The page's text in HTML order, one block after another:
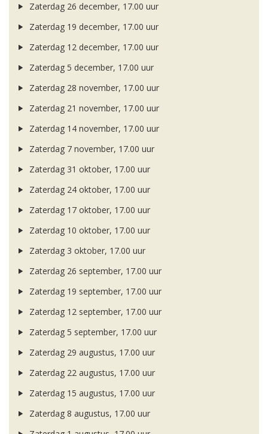
Zaterdag 26 december, 17.00 uur
Zaterdag 19 december, 17.00 uur
Zaterdag 12 december, 17.00 uur
Zaterdag 5 december, 17.00 uur
Zaterdag 28 november, 17.00 uur
Zaterdag 21 november, 17.00 uur
Zaterdag 14 november, 17.00 uur
Zaterdag 7 november, 17.00 uur
Zaterdag 31 oktober, 17.00 uur
Zaterdag 24 oktober, 17.00 uur
Zaterdag 17 oktober, 17.00 uur
Zaterdag 10 oktober, 17.00 uur
Zaterdag 3 oktober, 17.00 uur
Zaterdag 26 september, 17.00 uur
Zaterdag 19 september, 17.00 uur
Zaterdag 12 september, 17.00 uur
Zaterdag 5 september, 17.00 uur
Zaterdag 29 augustus, 17.00 uur
Zaterdag 22 augustus, 17.00 uur
Zaterdag 15 augustus, 17.00 uur
Zaterdag 8 augustus, 17.00 uur